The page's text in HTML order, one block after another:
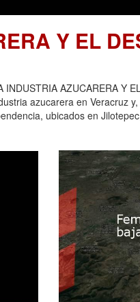
Y EL
AZUCARERA Y
azucarera en Veracruz
ubicados en